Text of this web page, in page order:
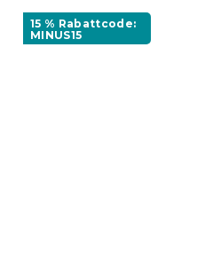
15 % Rabattcode:
MINUS15